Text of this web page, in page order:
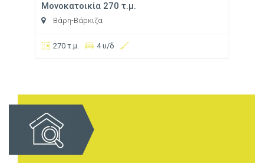
Μονοκατοικία 270 τ.μ.
Βάρη-Βάρκιζα
270 τ.μ. 4 υ/δ